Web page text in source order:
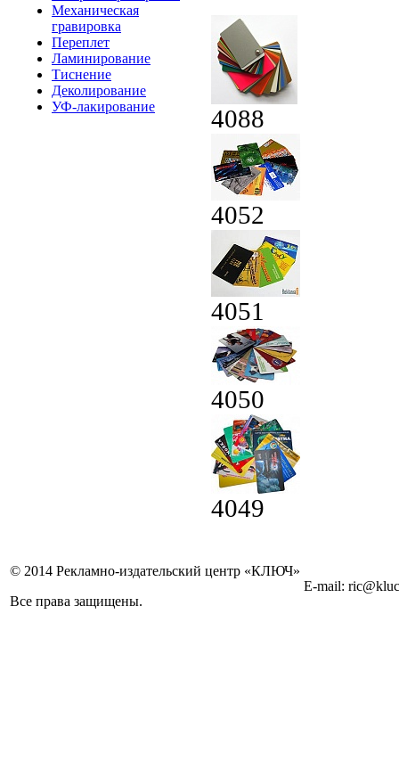
Механическая
гравировка
Переплет
Ламинирование
Тиснение
Деколирование
УФ-лакирование
4088
4052
4051
4050
4049
© 2014 Рекламно-издательский центр «КЛЮЧ»
Все права защищены.
E-mail: